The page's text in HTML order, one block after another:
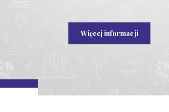
Więcej informacji